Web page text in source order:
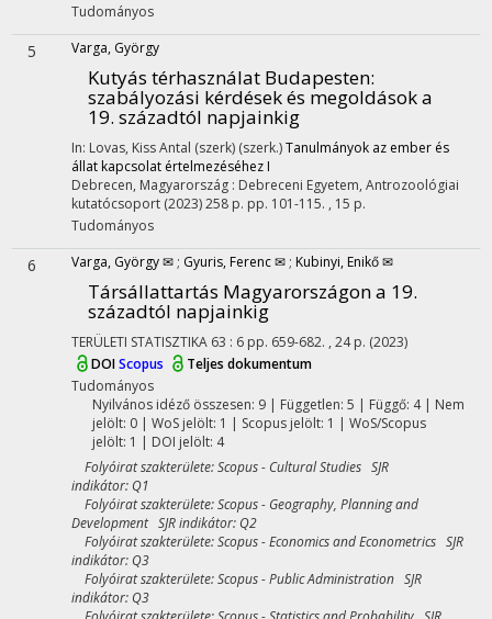
Tudományos
5 Varga, György
Kutyás térhasználat Budapesten:
szabályozási kérdések és megoldások a
19. századtól napjainkig
In: Lovas, Kiss Antal (szerk) (szerk.)Tanulmányok az ember és
állat kapcsolat értelmezéséhez I
Debrecen, Magyarország : Debreceni Egyetem, Antrozoológiai
kutatócsoport (2023)258 p. pp. 101-115. , 15 p.
Tudományos
6 Varga, György ✉ ; Gyuris, Ferenc ✉ ; Kubinyi, Enikő ✉
Társállattartás Magyarországon a 19.
századtól napjainkig
TERÜLETI STATISZTIKA 63 : 6 pp. 659-682. , 24 p. (2023)
DOIScopus
Teljes dokumentum
Tudományos
Nyilvános idéző összesen: 9| Független: 5 | Függő: 4 | Nem
jelölt: 0 | WoS jelölt: 1 | Scopus jelölt: 1 | WoS/Scopus
jelölt: 1 | DOI jelölt: 4
Folyóirat szakterülete: Scopus - Cultural Studies SJR
indikátor: Q1
Folyóirat szakterülete: Scopus - Geography, Planning and
Development SJR indikátor: Q2
Folyóirat szakterülete: Scopus - Economics and Econometrics SJR
indikátor: Q3
Folyóirat szakterülete: Scopus - Public Administration SJR
indikátor: Q3